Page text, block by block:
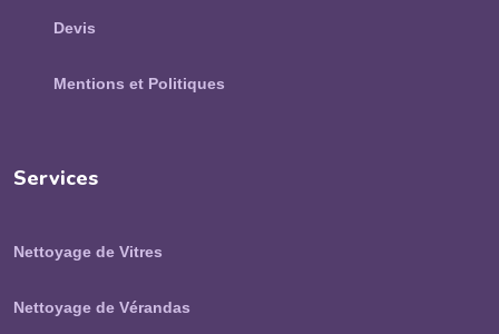
Devis
Mentions et Politiques
Services
Nettoyage de Vitres
Nettoyage de Vérandas